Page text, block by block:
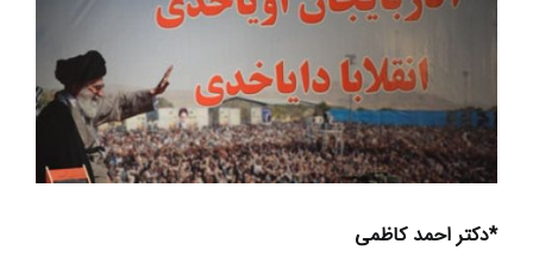
تصویر
*دکتر احمد کاظمی